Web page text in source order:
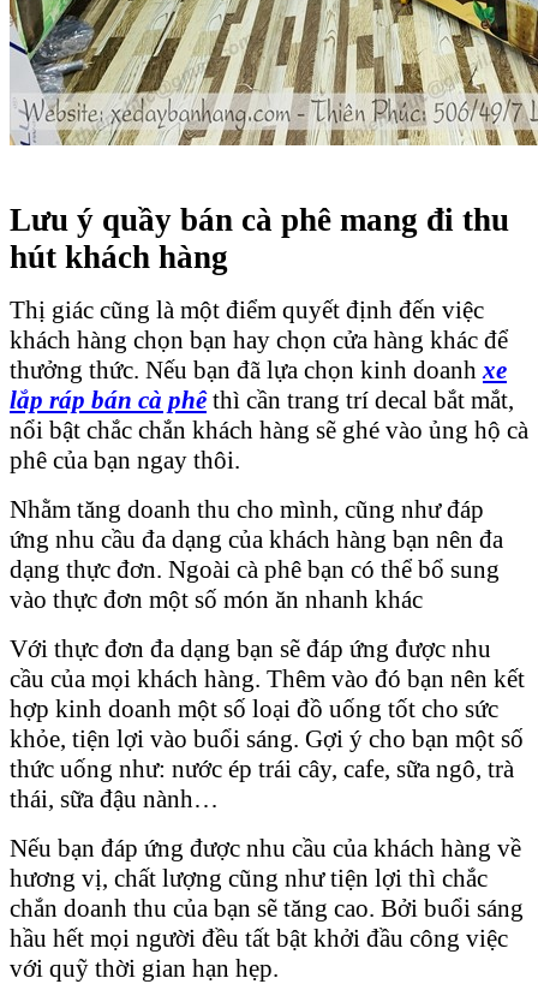
Lưu ý quầy bán cà phê mang đi thu
hút khách hàng
Thị giác cũng là một điểm quyết định đến việc
khách hàng chọn bạn hay chọn cửa hàng khác để
thưởng thức. Nếu bạn đã lựa chọn kinh doanhxe
lắp ráp bán cà phêthì cần trang trí decal bắt mắt,
nổi bật chắc chắn khách hàng sẽ ghé vào ủng hộ cà
phê của bạn ngay thôi.
Nhằm tăng doanh thu cho mình, cũng như đáp
ứng nhu cầu đa dạng của khách hàng bạn nên đa
dạng thực đơn. Ngoài cà phê bạn có thể bổ sung
vào thực đơn một số món ăn nhanh khác
Với thực đơn đa dạng bạn sẽ đáp ứng được nhu
cầu của mọi khách hàng. Thêm vào đó bạn nên kết
hợp kinh doanh một số loại đồ uống tốt cho sức
khỏe, tiện lợi vào buổi sáng. Gợi ý cho bạn một số
thức uống như: nước ép trái cây, cafe, sữa ngô, trà
thái, sữa đậu nành…
Nếu bạn đáp ứng được nhu cầu của khách hàng về
hương vị, chất lượng cũng như tiện lợi thì chắc
chắn doanh thu của bạn sẽ tăng cao. Bởi buổi sáng
hầu hết mọi người đều tất bật khởi đầu công việc
với quỹ thời gian hạn hẹp.